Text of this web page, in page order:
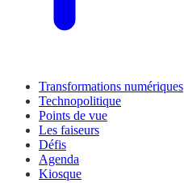
Transformations numériques
Technopolitique
Points de vue
Les faiseurs
Défis
Agenda
Kiosque